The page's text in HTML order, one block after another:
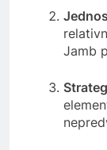
Jamb